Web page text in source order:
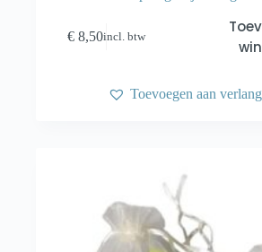
€ 8,50incl. btw
Toevoegen aan